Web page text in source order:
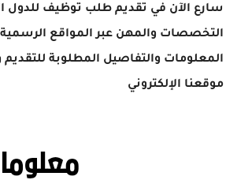
سارع الآن في تقديم طلب توظيف للدول
التخصصات والمهن عبر المواقع
المعلومات والتفاصيل المطلوبة
موقعنا الإلكتروني